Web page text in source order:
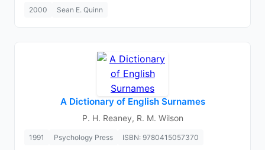
2000 Sean E. Quinn
A Dictionary of English Surnames
P. H. Reaney, R. M. Wilson
1991 Psychology Press ISBN: 9780415057370